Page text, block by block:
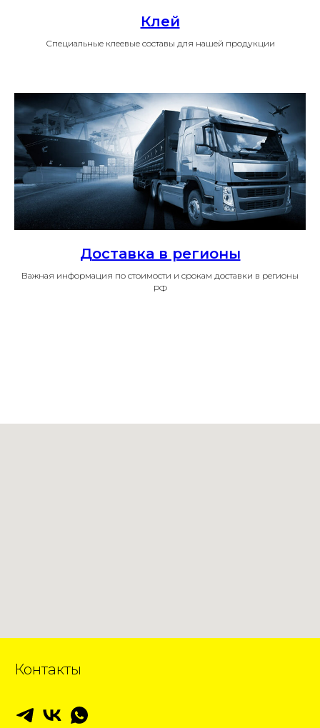
Клей
Специальные клеевые составы для нашей продукции
Доставка в регионы
Важная информация по стоимости и срокам доставки в регионы
РФ
Контакты